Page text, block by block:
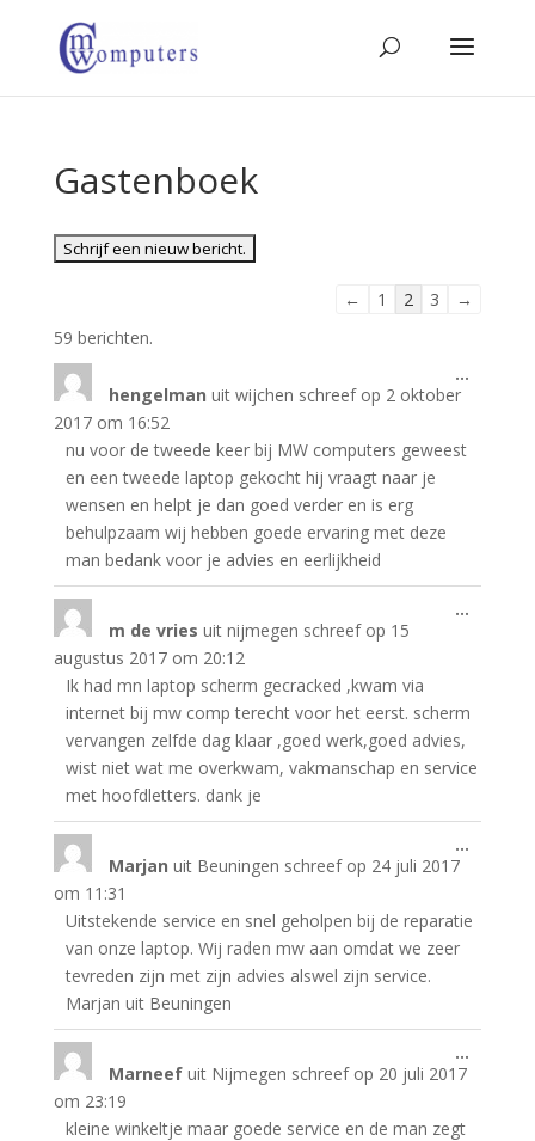
Gastenboek
Navigatie
lijst
← 1 2 3
→
59 berichten.
hengelman uit wijchen schreef op 2 oktober
2017 om 16:52
nu voor de tweede keer bij MW computers geweest
en een tweede laptop gekocht hij vraagt naar je
wensen en helpt je dan goed verder en is erg
behulpzaam wij hebben goede ervaring met deze
man bedank voor je advies en eerlijkheid
...
m de vries uit nijmegen schreef op 15
augustus 2017 om 20:12
Ik had mn laptop scherm gecracked ,kwam via
internet bij mw comp terecht voor het eerst. scherm
vervangen zelfde dag klaar ,goed werk,goed advies,
wist niet wat me overkwam, vakmanschap en service
met hoofdletters. dank je
...
Marjan uit Beuningen schreef op 24 juli 2017
om 11:31
Uitstekende service en snel geholpen bij de reparatie
van onze laptop. Wij raden mw aan omdat we zeer
tevreden zijn met zijn advies alswel zijn service.
Marjan uit Beuningen
...
Marneef uit Nijmegen schreef op 20 juli 2017
om 23:19
kleine winkeltje maar goede service en de man zegt
...